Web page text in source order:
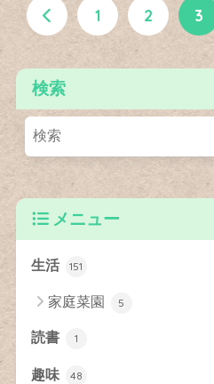
1 2 3
検索
メニュー
生活 151
家庭菜園 5
読書 1
趣味 48